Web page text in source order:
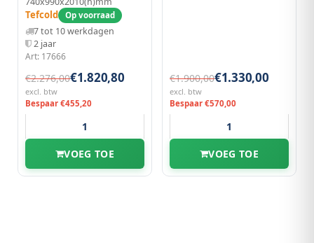
0.33kw | Wielen (geremd)
| 740x990x2010(h)mm
Tefcold Op voorraad
7 tot 10 werkdagen
2 jaar
Art: 17666
€2.276,00€1.820,80
excl. btw
Bespaar €455,20
VOEG TOE
€1.900,00€1.330,00
excl. btw
Bespaar €570,00
VOEG TOE